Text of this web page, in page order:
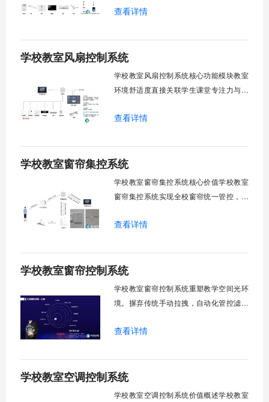
巡检盲区。保障教学环境温湿度适宜。数
块清单：远程集中控制。智能定时调度。
环境自适应调节。能耗监测统计。故障预
警诊断。权限分级管理。一、远程集中控
制1.
查看详情
学校教室风扇控制系统
学校教室风扇控制系统核心功能模块教室
环境舒适度直接关联学生课堂专注力与学
领域，打造教室风扇控制系统，实现温度
分组联动、安全防护六大模块一体化运
行，为学校提供精细化风扇管理方案。
一、温度感知模块1.1 多点温度采集教
查看详情
学校教室窗帘集控系统
学校教室窗帘集控系统核心价值学校教室
窗帘集控系统实现全校窗帘统一管控，提
能化改造后，一键完成全校窗帘开合，节
生视力健康，营造舒适教学环境。节能减
排效果显著，延长窗帘使用寿命，降低学
校运营维护成本。一、集中控制功能1. 全
查看详情
学校教室窗帘控制系统
学校教室窗帘控制系统重塑教学空间光环
境。摒弃传统手动拉拽，自动化管控滤除
足，节能降耗。精准适配多媒体教学、考
能智慧校园生态升级。智能光感调节1. 动
态光照追踪实时捕捉室外照度参数。光照
阈值超标触发开合机构。免人工干预。自
查看详情
学校教室空调控制系统
学校教室空调控制系统价值概述学校教室